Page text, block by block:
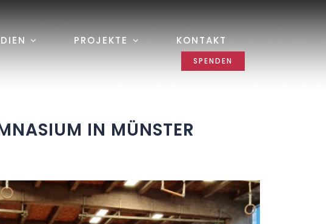
PROJEKTE KONTAKT
SPENDEN
IN MÜNSTER